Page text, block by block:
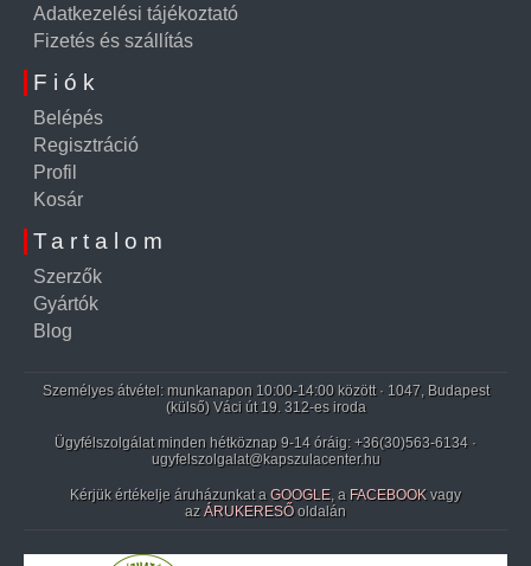
Adatkezelési tájékoztató
Fizetés és szállítás
Fiók
Belépés
Regisztráció
Profil
Kosár
Tartalom
Szerzők
Gyártók
Blog
Személyes átvétel: munkanapon 10:00-14:00 között · 1047, Budapest
(külső) Váci út 19. 312-es iroda
Ügyfélszolgálat minden hétköznap 9-14 óráig: +36(30)563-6134 ·
ugyfelszolgalat@kapszulacenter.hu
Kérjük értékelje áruházunkat a GOOGLE, a FACEBOOK vagy
az ÁRUKERESŐ oldalán